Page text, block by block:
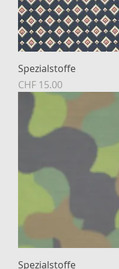
Spezialstoffe
Preis
CHF 15.00
Spezialstoffe